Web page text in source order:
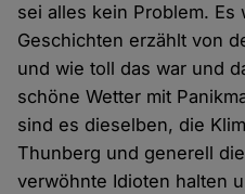
sei alles kein Problem. Es
Geschichten erzählt von
und wie toll das war und
schöne Wetter mit
sind es dieselben, die
Thunberg und generell
verwöhnte Idioten halten